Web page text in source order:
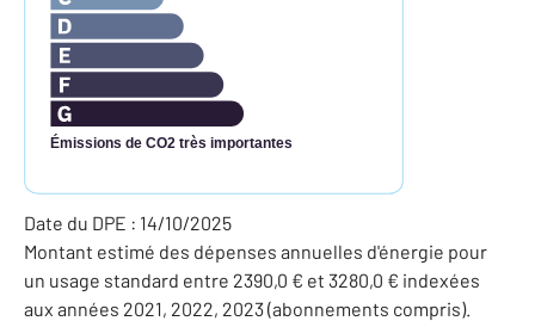
Émissions de CO2 très importantes
Date du DPE : 14/10/2025
Montant estimé des dépenses annuelles d'énergie pour
un usage standard entre 2390,0 € et 3280,0 € indexées
aux années 2021, 2022, 2023 (abonnements compris).